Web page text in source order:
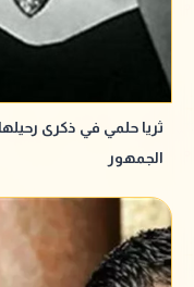
ثريا حلمي في ذكرى
الجمهور